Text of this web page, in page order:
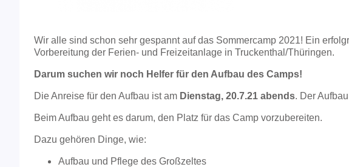
Wir alle sind schon sehr gespannt auf das Sommercamp 2021! Ein
Vorbereitung der Ferien- und Freizeitanlage in Truckenthal/Thüringen.
Darum suchen wir noch Helfer für den Aufbau des Camps!
Die Anreise für den Aufbau ist am Dienstag, 20.7.21 abends. Der
Beim Aufbau geht es darum, den Platz für das Camp vorzubereiten.
Dazu gehören Dinge, wie:
Aufbau und Pflege des Großzeltes